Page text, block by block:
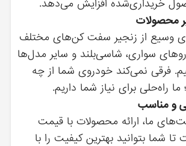
خریداری‌شده افزایش می‌دهد.
محصولات
وسیع از زنجیر سفت کن‌های مختلف
سواری، شاسی‌بلند و سایر مدل‌ها
فرقی نمی‌کند خودروی شما از چه
راه‌حلی برای نیاز شما داریم.
و مناسب
ما، ارائه محصولات با قیمت
شما بتوانید بهترین کیفیت را با